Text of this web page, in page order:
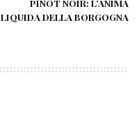
PINOT NOIR: L’ANIMA
LIQUIDA DELLA BORGOGNA